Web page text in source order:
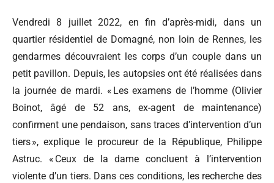
Vendredi 8 juillet 2022, en fin d’après-midi, dans un
quartier résidentiel de Domagné, non loin de Rennes, les
gendarmes découvraient les corps d’un couple dans un
petit pavillon. Depuis, les autopsies ont été réalisées dans
la journée de mardi. « Les examens de l’homme (Olivier
Boinot, âgé de 52 ans, ex-agent de maintenance)
confirment une pendaison, sans traces d’intervention d’un
tiers », explique le procureur de la République, Philippe
Astruc. « Ceux de la dame concluent à l’intervention
violente d’un tiers. Dans ces conditions, les recherche des